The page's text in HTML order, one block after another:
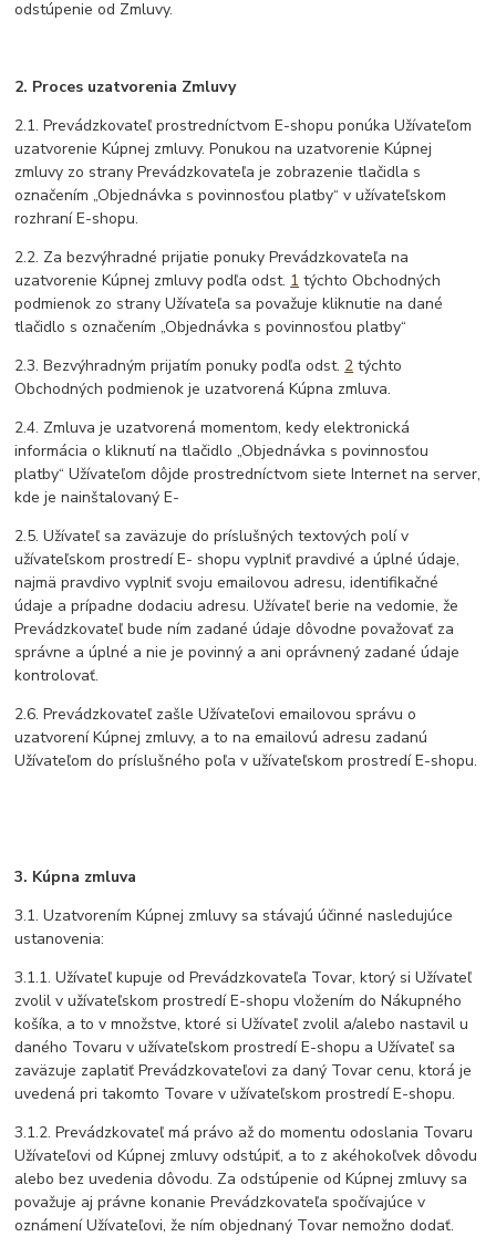
odstúpenie od Zmluvy.
2. Proces uzatvorenia Zmluvy
2.1. Prevádzkovateľ prostredníctvom E-shopu ponúka Užívateľom
uzatvorenie Kúpnej zmluvy. Ponukou na uzatvorenie Kúpnej
zmluvy zo strany Prevádzkovateľa je zobrazenie tlačidla s
označením „Objednávka s povinnosťou platby“ v užívateľskom
rozhraní E-shopu.
2.2. Za bezvýhradné prijatie ponuky Prevádzkovateľa na
uzatvorenie Kúpnej zmluvy podľa odst. 1 týchto Obchodných
podmienok zo strany Užívateľa sa považuje kliknutie na dané
tlačidlo s označením „Objednávka s povinnosťou platby“
2.3. Bezvýhradným prijatím ponuky podľa odst. 2 týchto
Obchodných podmienok je uzatvorená Kúpna zmluva.
2.4. Zmluva je uzatvorená momentom, kedy elektronická
informácia o kliknutí na tlačidlo „Objednávka s povinnosťou
platby“ Užívateľom dôjde prostredníctvom siete Internet na server,
kde je nainštalovaný E-
2.5. Užívateľ sa zaväzuje do príslušných textových polí v
užívateľskom prostredí E- shopu vyplniť pravdivé a úplné údaje,
najmä pravdivo vyplniť svoju emailovou adresu, identifikačné
údaje a prípadne dodaciu adresu. Užívateľ berie na vedomie, že
Prevádzkovateľ bude ním zadané údaje dôvodne považovať za
správne a úplné a nie je povinný a ani oprávnený zadané údaje
kontrolovať.
2.6. Prevádzkovateľ zašle Užívateľovi emailovou správu o
uzatvorení Kúpnej zmluvy, a to na emailovú adresu zadanú
Užívateľom do príslušného poľa v užívateľskom prostredí E-shopu.
3. Kúpna zmluva
3.1. Uzatvorením Kúpnej zmluvy sa stávajú účinné nasledujúce
ustanovenia:
3.1.1. Užívateľ kupuje od Prevádzkovateľa Tovar, ktorý si Užívateľ
zvolil v užívateľskom prostredí E-shopu vložením do Nákupného
košíka, a to v množstve, ktoré si Užívateľ zvolil a/alebo nastavil u
daného Tovaru v užívateľskom prostredí E-shopu a Užívateľ sa
zaväzuje zaplatiť Prevádzkovateľovi za daný Tovar cenu, ktorá je
uvedená pri takomto Tovare v užívateľskom prostredí E-shopu.
3.1.2. Prevádzkovateľ má právo až do momentu odoslania Tovaru
Užívateľovi od Kúpnej zmluvy odstúpiť, a to z akéhokoľvek dôvodu
alebo bez uvedenia dôvodu. Za odstúpenie od Kúpnej zmluvy sa
považuje aj právne konanie Prevádzkovateľa spočívajúce v
oznámení Užívateľovi, že ním objednaný Tovar nemožno dodať.